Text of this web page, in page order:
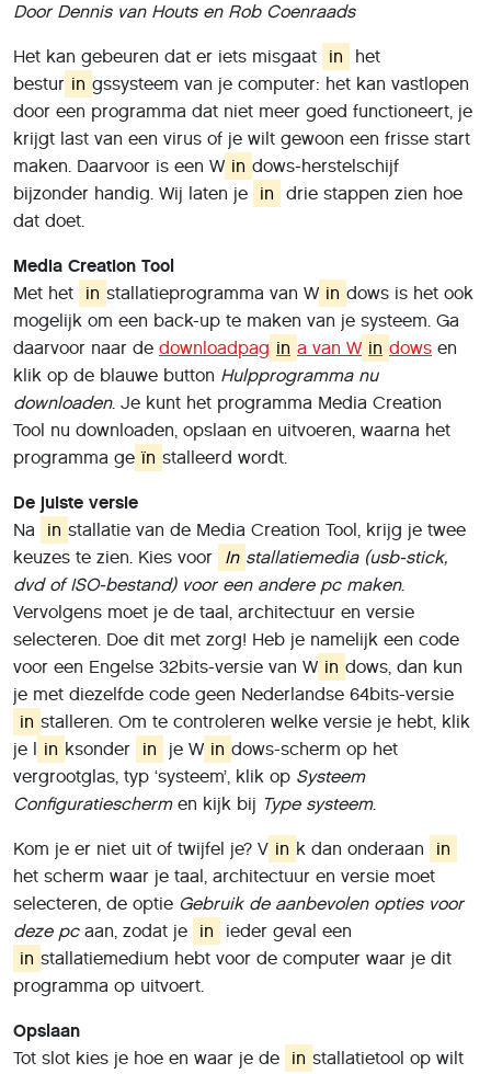
Door Dennis van Houts en Rob Coenraads
Het kan gebeuren dat er iets misgaat in
het
bestur in gssysteem van je computer: het kan vastlopen
door een programma dat niet meer goed functioneert, je
krijgt last van een virus of je wilt gewoon een frisse start
maken. Daarvoor is een W in dows-herstelschijf
bijzonder handig. Wij laten je
in
drie stappen zien hoe
dat doet.
Media Creation Tool
Met het
in stallatieprogramma van W in dows is het ook
mogelijk om een back-up te maken van je systeem. Ga
daarvoor naar de downloadpag in a van W in dows en
klik op de blauwe button Hulpprogramma nu
downloaden. Je kunt het programma Media Creation
Tool nu downloaden, opslaan en uitvoeren, waarna het
programma ge ïn stalleerd wordt.
De juiste versie
Na
in stallatie van de Media Creation Tool, krijg je twee
keuzes te zien. Kies voor
In stallatiemedia (usb-stick,
dvd of ISO-bestand) voor een andere pc maken.
Vervolgens moet je de taal, architectuur en versie
selecteren. Doe dit met zorg! Heb je namelijk een code
voor een Engelse 32bits-versie van W in dows, dan kun
je met diezelfde code geen Nederlandse 64bits-versie
in stalleren. Om te controleren welke versie je hebt, klik
je l in ksonder in je W in dows-scherm op het
vergrootglas, typ ‘systeem’, klik op Systeem
Configuratieschermen kijk bij Type systeem.
Kom je er niet uit of twijfel je? V in k dan onderaan
in
het scherm waar je taal, architectuur en versie moet
selecteren, de optie Gebruik de aanbevolen opties voor
deze pcaan, zodat je in
ieder geval een
in stallatiemedium hebt voor de computer waar je dit
programma op uitvoert.
Opslaan
Tot slot kies je hoe en waar je de
in stallatietool op wilt